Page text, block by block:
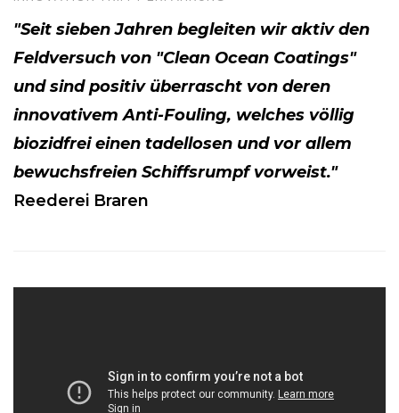
"Seit sieben Jahren begleiten wir aktiv den
Feldversuch von "Clean Ocean Coatings"
und sind positiv überrascht von deren
innovativem Anti-Fouling, welches völlig
biozidfrei einen tadellosen und vor allem
bewuchsfreien Schiffsrumpf vorweist."
Reederei Braren